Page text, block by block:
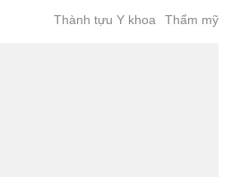
Thành tựu Y khoa Thẩm mỹ